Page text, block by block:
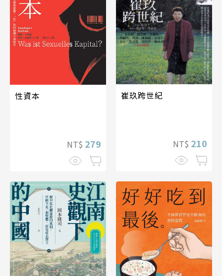
性資本
NT$ 279
崔玖跨世紀
NT$ 210